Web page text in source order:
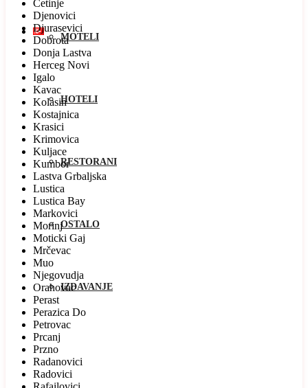
MOTELI
HOTELI
RESTORANI
OSTALO
IZDAVANJE
Cetinje
Djenovici
Djurasevici
Dobrota
Donja Lastva
Herceg Novi
Igalo
Kavac
Kolasin
Kostajnica
Krasici
Krimovica
Kuljace
Kumbor
Lastva Grbaljska
Lustica
Lustica Bay
Markovici
Morinj
Moticki Gaj
Mrčevac
Muo
Njegovudja
Orahovac
Perast
Perazica Do
Petrovac
Prcanj
Przno
Radanovici
Radovici